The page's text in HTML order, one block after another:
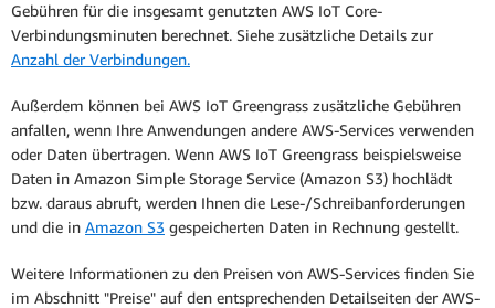
Gebühren für die insgesamt genutzten AWS IoT Core-
Verbindungsminuten berechnet. Siehe zusätzliche Details zur
Anzahl der Verbindungen.
Außerdem können bei AWS IoT Greengrass zusätzliche Gebühren
anfallen, wenn Ihre Anwendungen andere AWS-Services verwenden
oder Daten übertragen. Wenn AWS IoT Greengrass beispielsweise
Daten in Amazon Simple Storage Service (Amazon S3) hochlädt
bzw. daraus abruft, werden Ihnen die Lese-/Schreibanforderungen
und die in Amazon S3 gespeicherten Daten in Rechnung gestellt.
Weitere Informationen zu den Preisen von AWS-Services finden Sie
im Abschnitt "Preise" auf den entsprechenden Detailseiten der AWS-